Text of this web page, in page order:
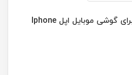
کاور مدل 2167 مناسب برای گوشی موبایل اپل Iphone